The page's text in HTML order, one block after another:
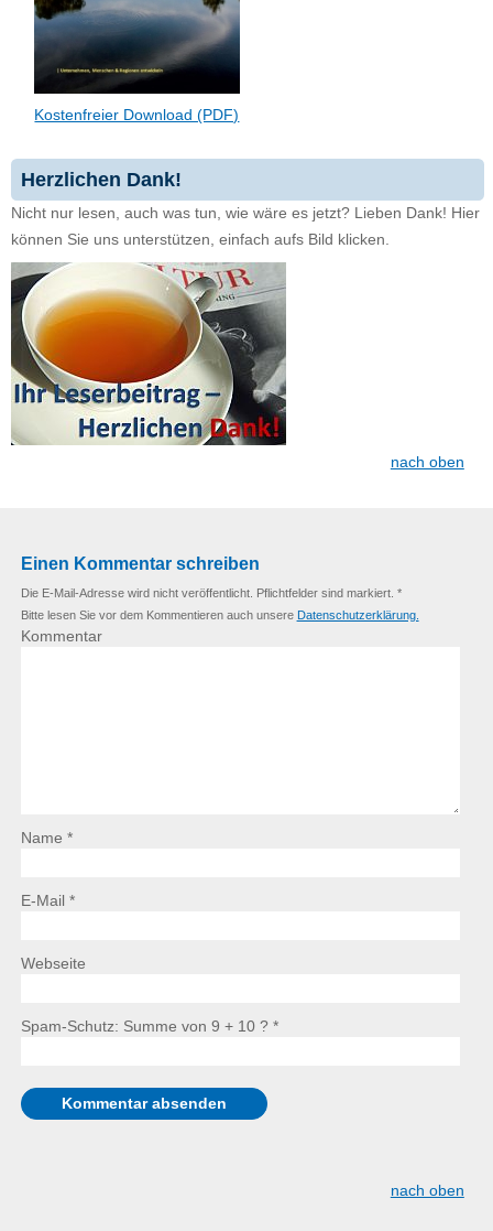
Kostenfreier Download (PDF)
Herzlichen Dank!
Nicht nur lesen, auch was tun, wie wäre es jetzt? Lieben Dank! Hier
können Sie uns unterstützen, einfach aufs Bild klicken.
nach oben
Einen Kommentar schreiben
Die E-Mail-Adresse wird nicht veröffentlicht. Pflichtfelder sind markiert. *
Bitte lesen Sie vor dem Kommentieren auch unsere Datenschutzerklärung.
Kommentar
Name *
E-Mail *
Webseite
Spam-Schutz: Summe von 9 + 10 ? *
nach oben